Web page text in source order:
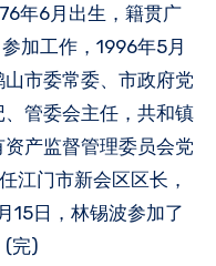
年6月出生，籍贯广
加工作，1996年5月
市委常委、市政府党
管委会主任，共和镇
产监督管理委员会党
江门市新会区区长，
15日，林锡波参加了
(完)